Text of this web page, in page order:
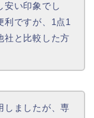
安い印象でし
利ですが、1点1
社と比較した方
しましたが、専